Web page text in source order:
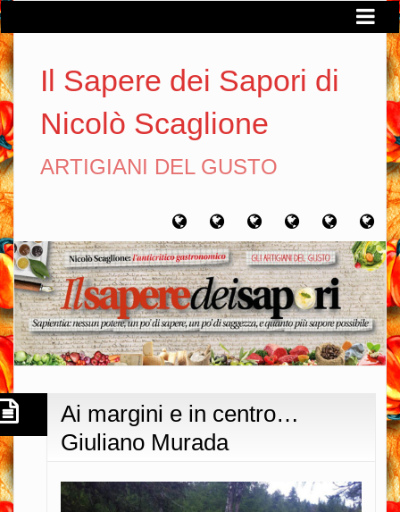
Il Sapere dei Sapori di
Nicolò Scaglione
ARTIGIANI DEL GUSTO
Home Chi
sono
Artigiani
del
gusto
Viaggi
del
gusto
Filosofia
del
gusto
Ai margini e in centro…
Giuliano Murada